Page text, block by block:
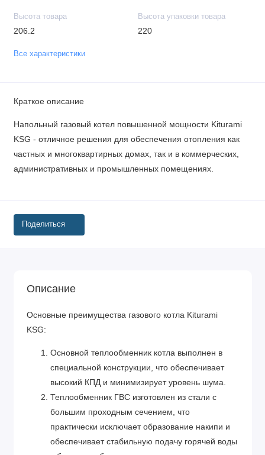
Высота товара
206.2
Высота упаковки товара
220
Все характеристики
Краткое описание
Напольный газовый котел повышенной мощности Kiturami
KSG - отличное решения для обеспечения отопления как
частных и многоквартирных домах, так и в коммерческих,
административных и промышленных помещениях.
Поделиться
Описание
Основные преимущества газового котла Kiturami
KSG:
Основной теплообменник котла выполнен в
специальной конструкции, что обеспечивает
высокий КПД и минимизирует уровень шума.
Теплообменник ГВС изготовлен из стали с
большим проходным сечением, что
практически исключает образование накипи и
обеспечивает стабильную подачу горячей воды